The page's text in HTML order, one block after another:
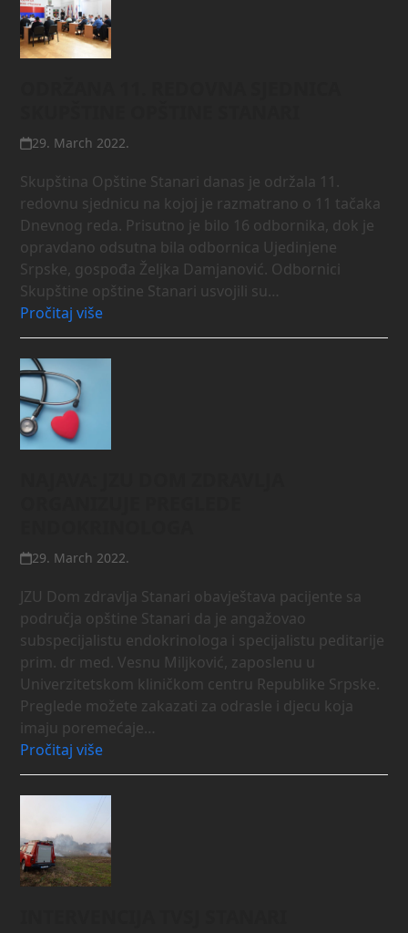
29. March 2022.
Skupština Opštine Stanari danas je održala 11.
redovnu sjednicu na kojoj je razmatrano o 11 tačaka
Dnevnog reda. Prisutno je bilo 16 odbornika, dok je
opravdano odsutna bila odbornica Ujedinjene
Srpske, gospođa Željka Damjanović. Odbornici
Skupštine opštine Stanari usvojili su…
Pročitaj više
29. March 2022.
JZU Dom zdravlja Stanari obavještava pacijente sa
područja opštine Stanari da je angažovao
subspecijalistu endokrinologa i specijalistu peditarije
prim. dr med. Vesnu Miljković, zaposlenu u
Univerzitetskom kliničkom centru Republike Srpske.
Preglede možete zakazati za odrasle i djecu koja
imaju poremećaje…
Pročitaj više